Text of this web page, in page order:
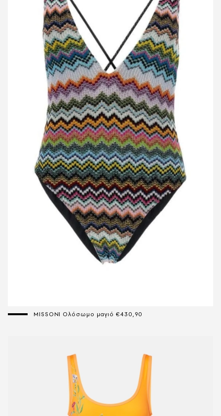
MISSONI Ολόσωμο μαγιό €430,90